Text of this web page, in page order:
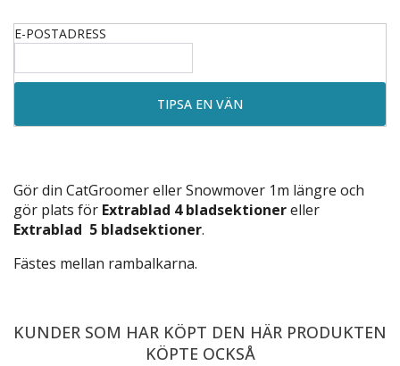
E-POSTADRESS
Gör din CatGroomer eller Snowmover 1m längre och
gör plats för Extrablad 4 bladsektionereller
Extrablad 5 bladsektioner.
Fästes mellan rambalkarna.
KUNDER SOM HAR KÖPT DEN HÄR PRODUKTEN
KÖPTE OCKSÅ